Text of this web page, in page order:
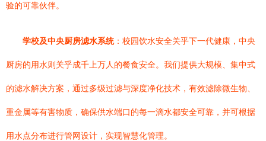
验的可靠伙伴。
学校及中央厨房滤水系统：校园饮水安全关乎下一代健康，中央
厨房的用水则关乎成千上万人的餐食安全。我们提供大规模、集中式
的滤水解决方案，通过多级过滤与深度净化技术，有效滤除微生物、
重金属等有害物质，确保供水端口的每一滴水都安全可靠，并可根据
用水点分布进行管网设计，实现智慧化管理。